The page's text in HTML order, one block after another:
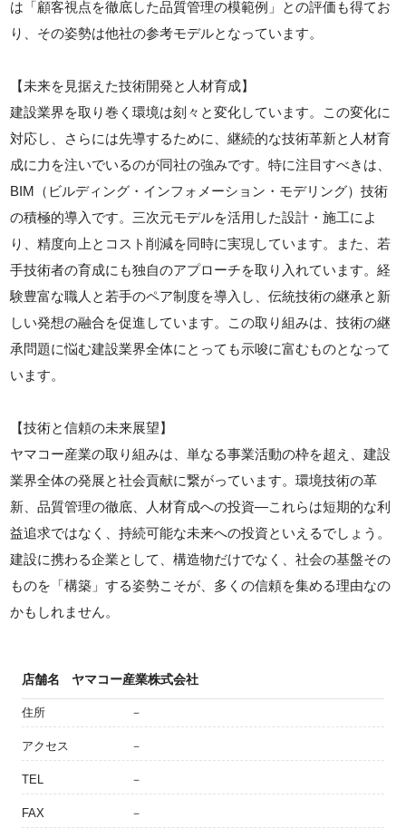
は「顧客視点を徹底した品質管理の模範例」との評価も得てお
り、その姿勢は他社の参考モデルとなっています。
【未来を見据えた技術開発と人材育成】
建設業界を取り巻く環境は刻々と変化しています。この変化に
対応し、さらには先導するために、継続的な技術革新と人材育
成に力を注いでいるのが同社の強みです。特に注目すべきは、
BIM（ビルディング・インフォメーション・モデリング）技術
の積極的導入です。三次元モデルを活用した設計・施工によ
り、精度向上とコスト削減を同時に実現しています。また、若
手技術者の育成にも独自のアプローチを取り入れています。経
験豊富な職人と若手のペア制度を導入し、伝統技術の継承と新
しい発想の融合を促進しています。この取り組みは、技術の継
承問題に悩む建設業界全体にとっても示唆に富むものとなって
います。
【技術と信頼の未来展望】
ヤマコー産業の取り組みは、単なる事業活動の枠を超え、建設
業界全体の発展と社会貢献に繋がっています。環境技術の革
新、品質管理の徹底、人材育成への投資—これらは短期的な利
益追求ではなく、持続可能な未来への投資といえるでしょう。
建設に携わる企業として、構造物だけでなく、社会の基盤その
ものを「構築」する姿勢こそが、多くの信頼を集める理由なの
かもしれません。
店舗名 ヤマコー産業株式会社
住所 －
アクセス －
TEL －
FAX －